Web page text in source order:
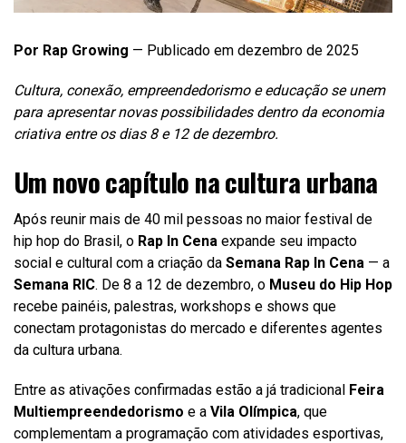
Por Rap Growing — Publicado em dezembro de 2025
Cultura, conexão, empreendedorismo e educação se unem
para apresentar novas possibilidades dentro da economia
criativa entre os dias 8 e 12 de dezembro.
Um novo capítulo na cultura urbana
Após reunir mais de 40 mil pessoas no maior festival de
hip hop do Brasil, o Rap In Cena expande seu impacto
social e cultural com a criação da Semana Rap In Cena — a
Semana RIC. De 8 a 12 de dezembro, o Museu do Hip Hop
recebe painéis, palestras, workshops e shows que
conectam protagonistas do mercado e diferentes agentes
da cultura urbana.
Entre as ativações confirmadas estão a já tradicional Feira
Multiempreendedorismo e a Vila Olímpica, que
complementam a programação com atividades esportivas,